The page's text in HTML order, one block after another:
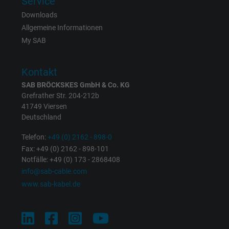
Name
Anbieter Google LLC
Zweck
Wird verwendet, um die Aktionen eines
Benutzers auf der Website zu
Name test_cookie, Google DoubleClick
Anbieter Google LLC
Laufzeit 15 Minuten
Mithilfe dieser ID kann Google den Nutzer
Downloads
Allgemeine Informationen
My SAB
Kontakt
SAB BRÖCKSKES GmbH & Co. KG
Grefrather Str. 204-212b
41749 Viersen
Deutschland
Telefon:+49 (0) 2162 - 898-0
Fax: +49 (0) 2162 - 898-101
Notfälle: +49 (0) 173 - 2868408
info@sab-cable.com
www.sab-kabel.de